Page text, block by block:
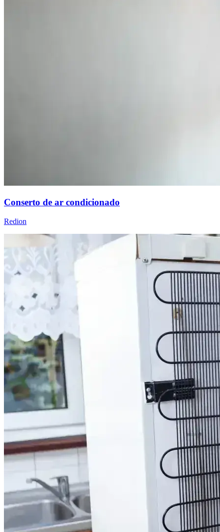
Conserto de ar condicionado
Redion